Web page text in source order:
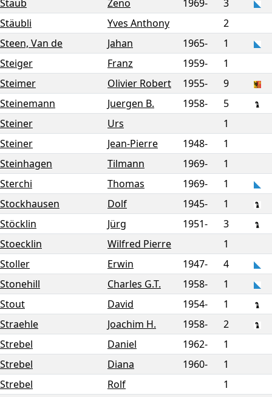
Staub Zeno 1969-
3
Stäubli
Yves Anthony
2
Steen, Van de
Jahan 1965-
1
Steiger
Franz 1959-
1
Steimer
Olivier Robert 1955-
9
Steinemann
Juergen B. 1958-
5
Steiner
Urs
1
Steiner
Jean-Pierre 1948-
1
Steinhagen
Tilmann 1969-
1
Sterchi
Thomas 1969-
1
Stockhausen
Dolf 1945-
1
Stöcklin
Jürg 1951-
3
Stoecklin
Wilfred Pierre
1
Stoller
Erwin 1947-
4
Stonehill
Charles G.T. 1958-
1
Stout
David 1954-
1
Straehle
Joachim H. 1958-
2
Strebel
Daniel 1962-
1
Strebel
Diana 1960-
1
Strebel
Rolf
1